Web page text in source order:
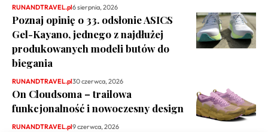
RUNANDTRAVEL.pl6 sierpnia, 2026
Poznaj opinię o 33. odsłonie ASICS
Gel-Kayano, jednego z najdłużej
produkowanych modeli butów do
biegania
RUNANDTRAVEL.pl30 czerwca, 2026
On Cloudsoma – trailowa
funkcjonalność i nowoczesny design
RUNANDTRAVEL.pl9 czerwca, 2026